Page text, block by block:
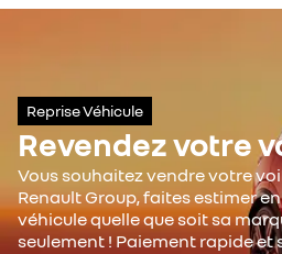
Reprise Véhicule
Revendez votre
Vous souhaitez vendre votre
Renault Group, faites estimer
véhicule quelle que soit sa
seulement ! Paiement rapide et